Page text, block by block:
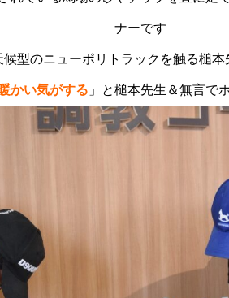
ナーです
候型のニューポリトラックを触る槌本
かい気がする 」と槌本先生＆無言で